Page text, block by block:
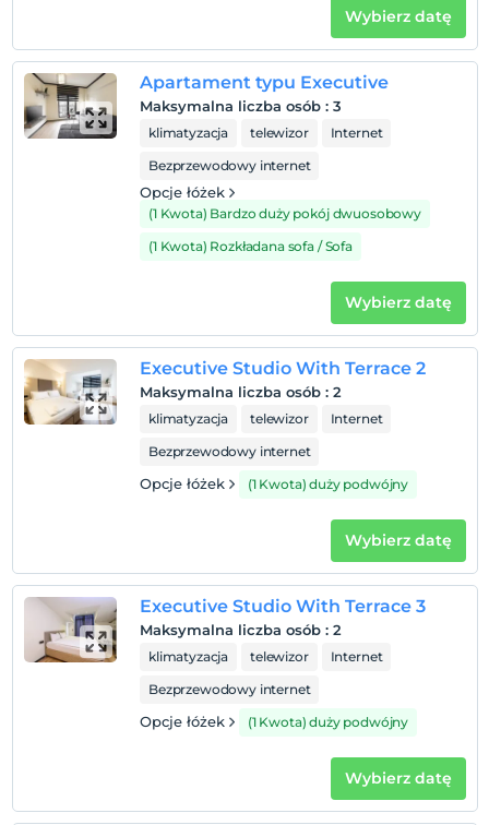
Wybierz datę
Apartament typu Executive
Maksymalna liczba osób : 3
klimatyzacja telewizor
Internet
Bezprzewodowy internet
Opcje łóżek
(1 Kwota) Bardzo duży pokój dwuosobowy
(1 Kwota) Rozkładana sofa / Sofa
Wybierz datę
Executive Studio With Terrace 2
Maksymalna liczba osób : 2
klimatyzacja telewizor
Internet
Bezprzewodowy internet
Opcje łóżek (1 Kwota) duży podwójny
Wybierz datę
Executive Studio With Terrace 3
Maksymalna liczba osób : 2
klimatyzacja telewizor
Internet
Bezprzewodowy internet
Opcje łóżek (1 Kwota) duży podwójny
Wybierz datę